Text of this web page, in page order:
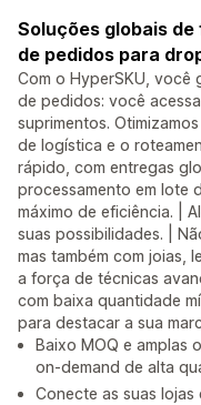
Soluções globais
de pedidos para
Com o HyperSKU, você
de pedidos: você
suprimentos.
de logística e o
rápido, com entregas
processamento em lote
máximo de eficiência. |
suas possibilidades. |
mas também com joias,
a força de técnicas
com baixa quantidade
para destacar a sua
Baixo MOQ e amplas
on-demand de alta
Conecte as suas